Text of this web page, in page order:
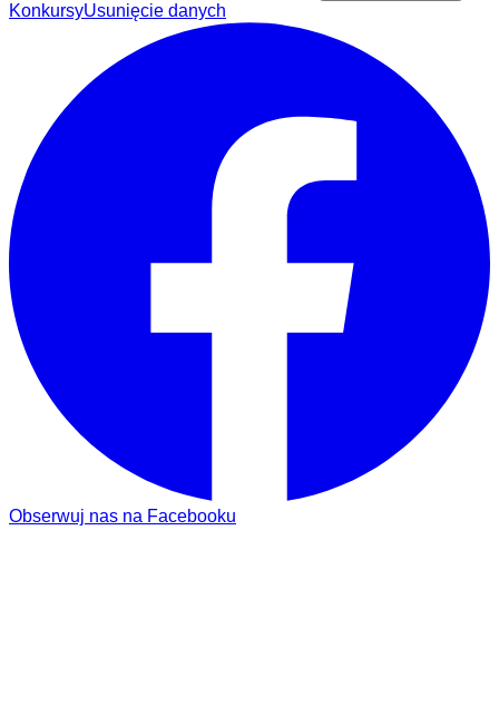
KonkursyUsunięcie danych
Obserwuj nas na Facebooku